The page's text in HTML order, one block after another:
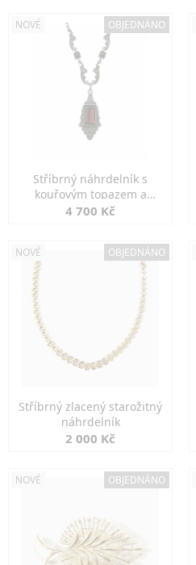
NOVÉ OBJEDNÁNO
Stříbrný náhrdelník s
kouřovým topazem a
markazity
4 700 Kč
NOVÉ OBJEDNÁNO
Stříbrný zlacený starožitný
náhrdelník
2 000 Kč
NOVÉ OBJEDNÁNO